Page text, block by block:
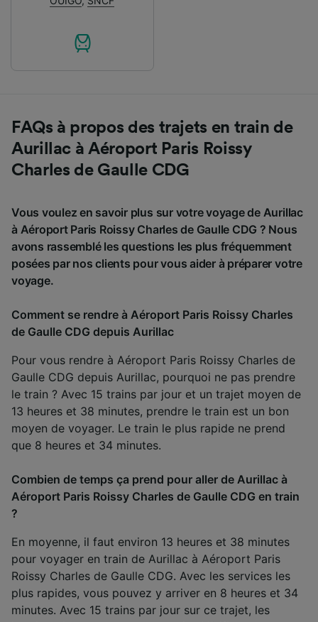
FAQs à propos des trajets en train de
Aurillac à Aéroport Paris Roissy
Charles de Gaulle CDG
Vous voulez en savoir plus sur votre voyage de Aurillac
à Aéroport Paris Roissy Charles de Gaulle CDG ? Nous
avons rassemblé les questions les plus fréquemment
posées par nos clients pour vous aider à préparer votre
voyage.
Comment se rendre à Aéroport Paris Roissy Charles
de Gaulle CDG depuis Aurillac
Pour vous rendre à Aéroport Paris Roissy Charles de
Gaulle CDG depuis Aurillac, pourquoi ne pas prendre
le train ? Avec 15 trains par jour et un trajet moyen de
13 heures et 38 minutes, prendre le train est un bon
moyen de voyager. Le train le plus rapide ne prend
que 8 heures et 34 minutes.
Combien de temps ça prend pour aller de Aurillac à
Aéroport Paris Roissy Charles de Gaulle CDG en train
?
En moyenne, il faut environ 13 heures et 38 minutes
pour voyager en train de Aurillac à Aéroport Paris
Roissy Charles de Gaulle CDG. Avec les services les
plus rapides, vous pouvez y arriver en 8 heures et 34
minutes. Avec 15 trains par jour sur ce trajet, les